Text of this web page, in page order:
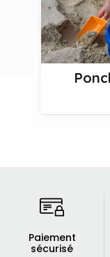
Paiement
sécurisé